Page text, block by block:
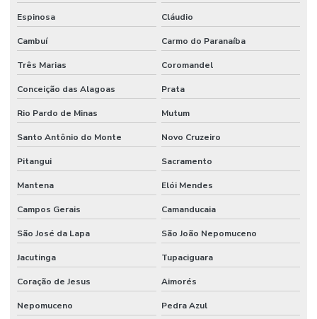
Espinosa Cláudio
Cambuí Carmo do Paranaíba
Três Marias Coromandel
Conceição das Alagoas Prata
Rio Pardo de Minas Mutum
Santo Antônio do Monte Novo Cruzeiro
Pitangui Sacramento
Mantena Elói Mendes
Campos Gerais Camanducaia
São José da Lapa São João Nepomuceno
Jacutinga Tupaciguara
Coração de Jesus Aimorés
Nepomuceno Pedra Azul